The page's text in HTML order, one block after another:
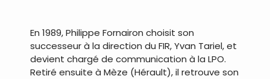
En 1989, Philippe Fornairon choisit son
successeur à la direction du FIR, Yvan Tariel, et
devient chargé de communication à la LPO.
Retiré ensuite à Mèze (Hérault), il retrouve son